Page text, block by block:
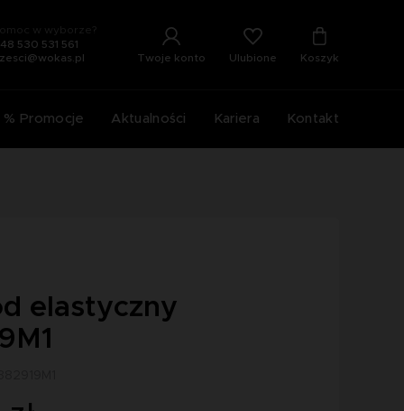
w wyborze?
530 531 561
Twoje konto Ulubione Koszyk
% Promocje Aktualności Kariera Kontakt
elastyczny